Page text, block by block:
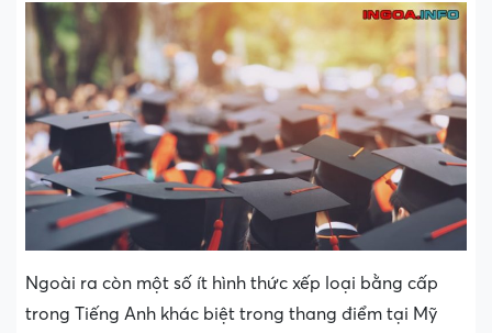
Ngoài ra còn một số ít hình thức xếp loại bằng cấp
trong Tiếng Anh khác biệt trong thang điểm tại Mỹ